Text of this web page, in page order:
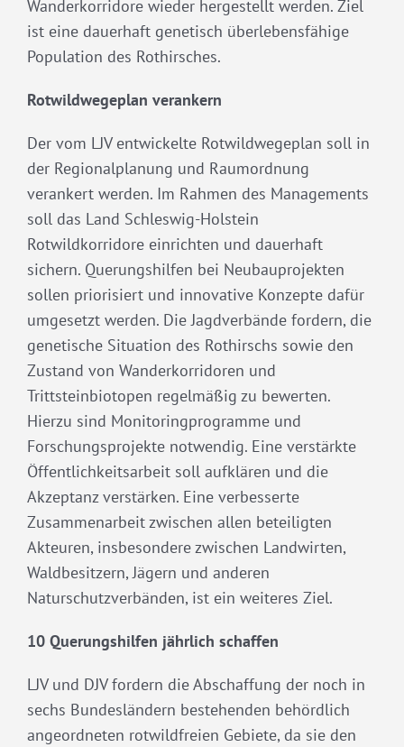
Wanderkorridore wieder hergestellt werden. Ziel
ist eine dauerhaft genetisch überlebensfähige
Population des Rothirsches.
Rotwildwegeplan verankern
Der vom LJV entwickelte Rotwildwegeplan soll in
der Regionalplanung und Raumordnung
verankert werden. Im Rahmen des Managements
soll das Land Schleswig-Holstein
Rotwildkorridore einrichten und dauerhaft
sichern. Querungshilfen bei Neubauprojekten
sollen priorisiert und innovative Konzepte dafür
umgesetzt werden. Die Jagdverbände fordern, die
genetische Situation des Rothirschs sowie den
Zustand von Wanderkorridoren und
Trittsteinbiotopen regelmäßig zu bewerten.
Hierzu sind Monitoringprogramme und
Forschungsprojekte notwendig. Eine verstärkte
Öffentlichkeitsarbeit soll aufklären und die
Akzeptanz verstärken. Eine verbesserte
Zusammenarbeit zwischen allen beteiligten
Akteuren, insbesondere zwischen Landwirten,
Waldbesitzern, Jägern und anderen
Naturschutzverbänden, ist ein weiteres Ziel.
10 Querungshilfen jährlich schaffen
LJV und DJV fordern die Abschaffung der noch in
sechs Bundesländern bestehenden behördlich
angeordneten rotwildfreien Gebiete, da sie den